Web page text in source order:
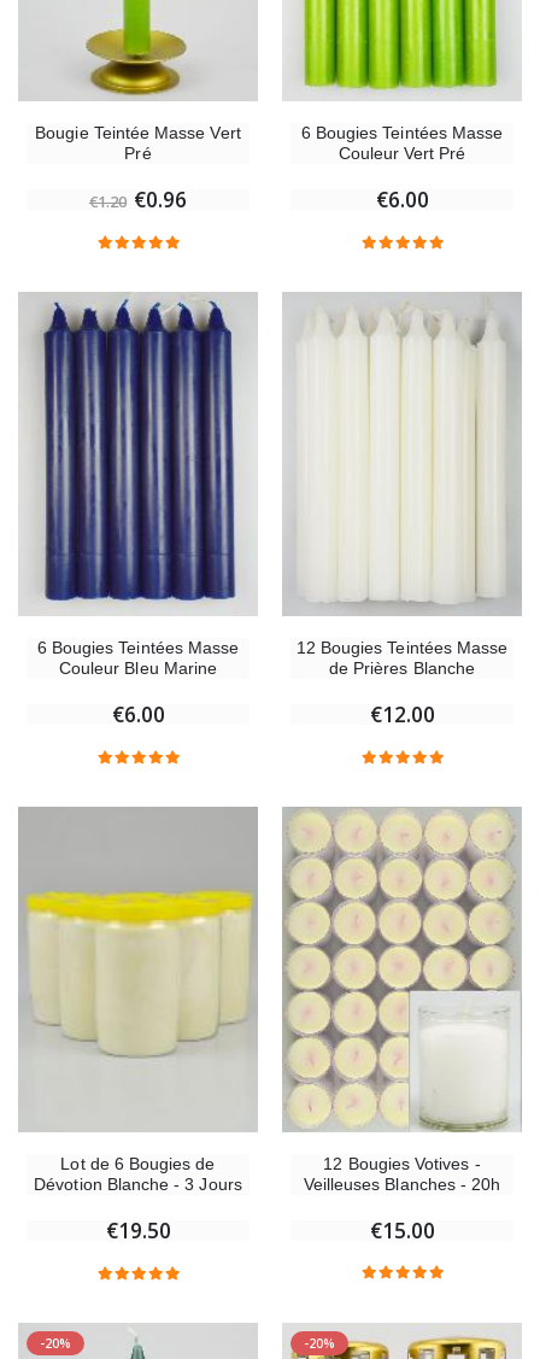
Bougie Teintée Masse Vert
Pré
€1.20 €0.96
6 Bougies Teintées Masse
Couleur Vert Pré
€6.00
6 Bougies Teintées Masse
Couleur Bleu Marine
€6.00
12 Bougies Teintées Masse
de Prières Blanche
€12.00
Lot de 6 Bougies de
Dévotion Blanche - 3 Jours
€19.50
12 Bougies Votives -
Veilleuses Blanches - 20h
€15.00
-20% -20%